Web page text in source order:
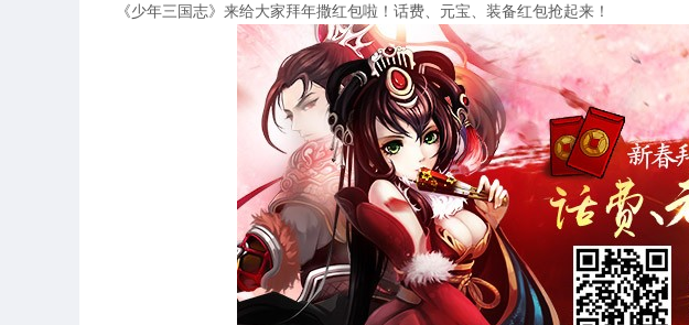
《少年三国志》来给大家拜年撒红包啦！话费、元宝、装备红包抢起来！